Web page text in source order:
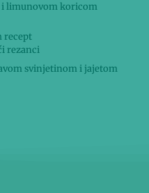
i limunovom koricom
svinjetinom i jajetom